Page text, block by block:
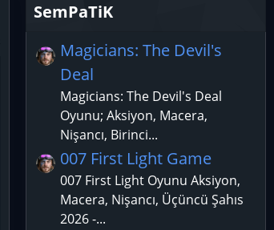
SemPaTiK
Magicians: The Devil's
Deal
Magicians: The Devil's Deal
Oyunu; Aksiyon, Macera,
Nişancı, Birinci...
007 First Light Game
007 First Light Oyunu Aksiyon,
Macera, Nişancı, Üçüncü Şahıs
2026 -...